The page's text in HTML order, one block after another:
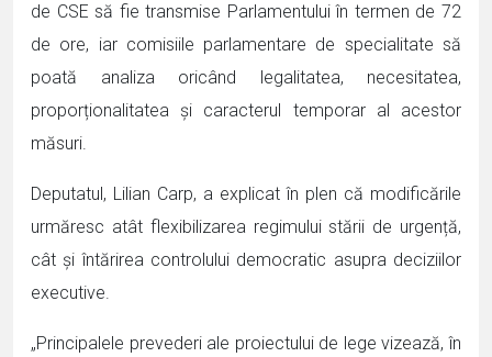
de CSE să fie transmise Parlamentului în termen de 72
de ore, iar comisiile parlamentare de specialitate să
poată analiza oricând legalitatea, necesitatea,
proporționalitatea și caracterul temporar al acestor
măsuri.
Deputatul, Lilian Carp, a explicat în plen că modificările
urmăresc atât flexibilizarea regimului stării de urgență,
cât și întărirea controlului democratic asupra deciziilor
executive.
„Principalele prevederi ale proiectului de lege vizează, în